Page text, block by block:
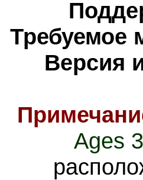
Требуемое
Версия
Ages